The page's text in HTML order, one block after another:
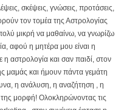
σκέψεις, γνώσεις, προτάσεις,
τον τομέα της Αστρολογίας
μικρή να μαθαίνω, να γνωρίζω
αφού η μητέρα μου είναι η
αστρολογία και σαν παιδί, στον
μαμάς και ήμουν πάντα γεμάτη
η ανάλυση, η αναζήτηση , η
μορφή! Ολοκληρώνοντας τις